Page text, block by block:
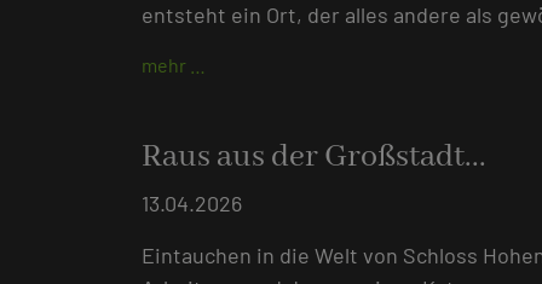
entsteht ein Ort, der alles andere als
mehr …
Raus aus der Großstadt...
13.04.2026
Eintauchen in die Welt von Schloss